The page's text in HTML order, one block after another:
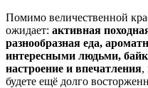
Помимо величественной
ожидает: активная
разнообразная еда,
интересными людьми,
настроение и впечатления,
будете ещё долго